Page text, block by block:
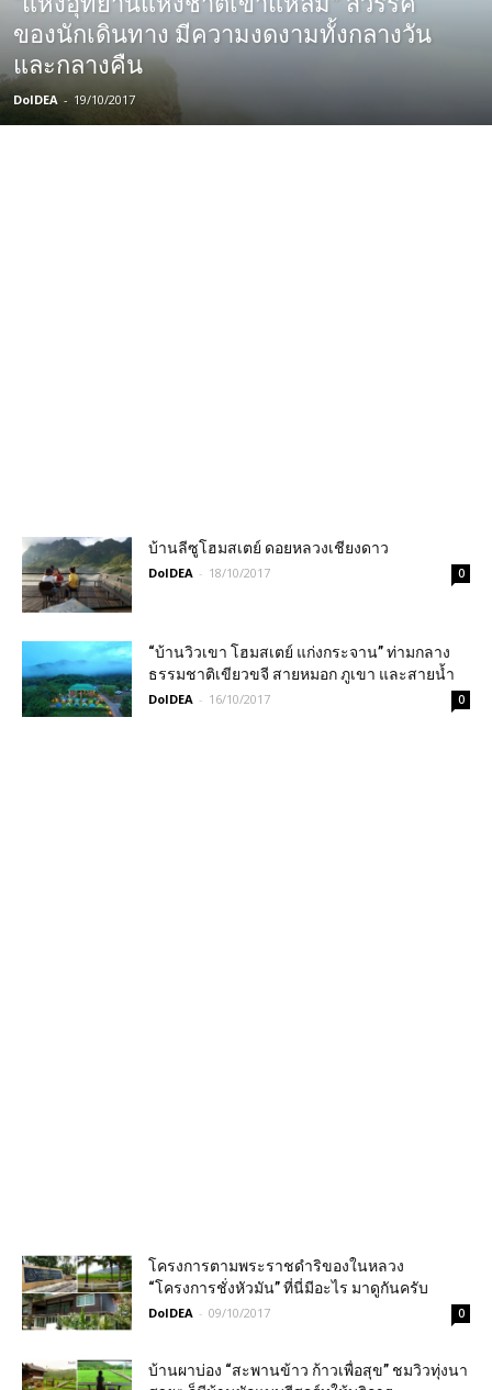
ของนักเดินทาง มีความงดงามทั้งกลางวัน
และกลางคืน
DoIDEA - 19/10/2017
บ้านลีซูโฮมสเตย์ ดอยหลวงเชียงดาว
DoIDEA - 18/10/2017 0
“บ้านวิวเขา โฮมสเตย์ แก่งกระจาน” ท่ามกลาง
ธรรมชาติเขียวขจี สายหมอก ภูเขา และสายน้ำ
DoIDEA - 16/10/2017 0
โครงการตามพระราชดำริของในหลวง
“โครงการชั่งหัวมัน” ที่นี่มีอะไร มาดูกันครับ
DoIDEA - 09/10/2017 0
บ้านผาบ่อง “สะพานข้าว ก้าวเพื่อสุข” ชมวิวทุ่งนา